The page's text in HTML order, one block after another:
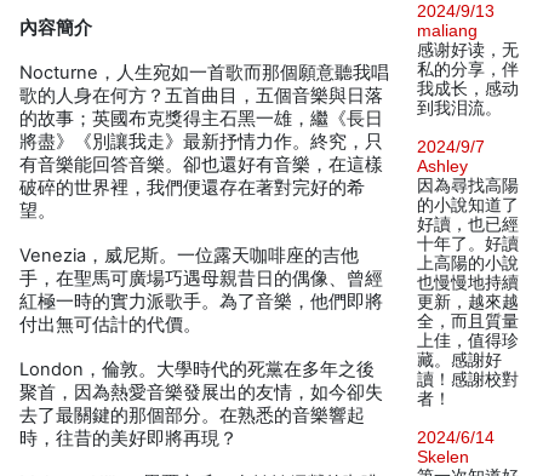
內容簡介
Nocturne，人生宛如一首歌而那個願意聽我唱
歌的人身在何方？五首曲目，五個音樂與日落
的故事；英國布克獎得主石黑一雄，繼《長日
將盡》《別讓我走》最新抒情力作。終究，只
有音樂能回答音樂。卻也還好有音樂，在這樣
破碎的世界裡，我們便還存在著對完好的希
望。
Venezia，威尼斯。一位露天咖啡座的吉他
手，在聖馬可廣場巧遇母親昔日的偶像、曾經
紅極一時的實力派歌手。為了音樂，他們即將
付出無可估計的代價。
London，倫敦。大學時代的死黨在多年之後
聚首，因為熱愛音樂發展出的友情，如今卻失
去了最關鍵的那個部分。在熟悉的音樂響起
時，往昔的美好即將再現？
2024/9/13
maliang
感谢好读，无
私的分享，伴
我成长，感动
到我泪流。
2024/9/7
Ashley
因為尋找高陽
的小說知道了
好讀，也已經
十年了。好讀
上高陽的小說
也慢慢地持續
更新，越來越
全，而且質量
上佳，值得珍
藏。感謝好
讀！感謝校對
者！
2024/6/14
Skelen